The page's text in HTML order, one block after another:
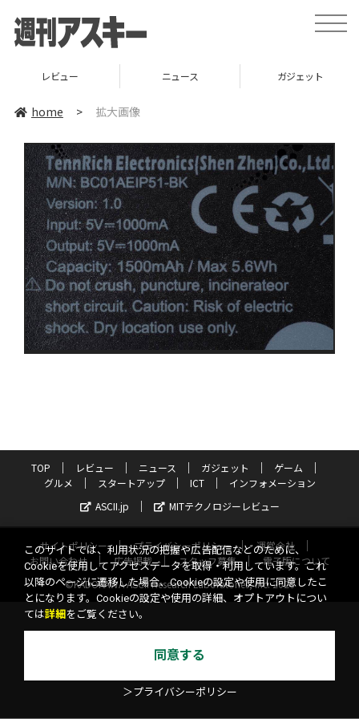
toggle
レビュー ニュース ガジェット
home > 拡大画像
TOP レビュー ニュース ガジェット
ゲーム
グルメ
スタートアップ ICT
インフォメーション
ASCII.jp
MITテクノロジーレビュー
サイトポリシー プライバシーポリシー
運営会社
お問い合わせ
広告掲載 スタッフ募集
電子版について
©KADOKAWA ASCII Research Laboratories, Inc. 2026
このサイトでは、利用状況の把握や広告配信などのために、
Cookieを使用してアクセスデータを取得・利用しています。これ
以降のページに遷移した場合、Cookieの設定や使用に同意したこ
とになります。Cookieの設定や使用の詳細、オプトアウトについ
ては詳細 をご覧ください。
同意する
＞プライバシーポリシー